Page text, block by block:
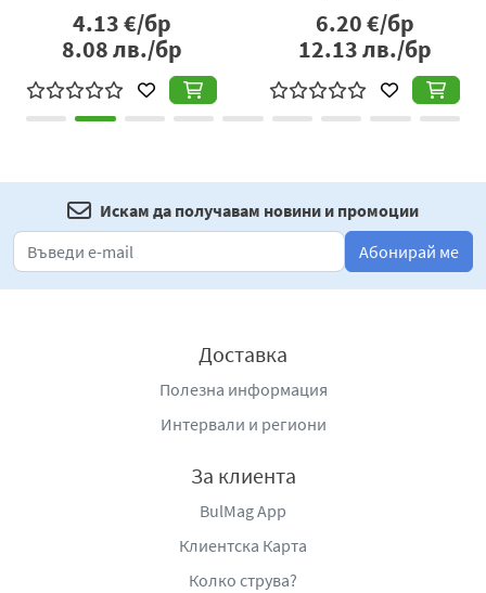
4.13€/бр
8.08лв./бр
6.20€/бр
12.13лв./бр
Искам да получавам новини и промоции
Абонирай ме
Доставка
Полезна информация
Интервали и региони
За клиента
BulMag App
Клиентска Карта
Колко струва?